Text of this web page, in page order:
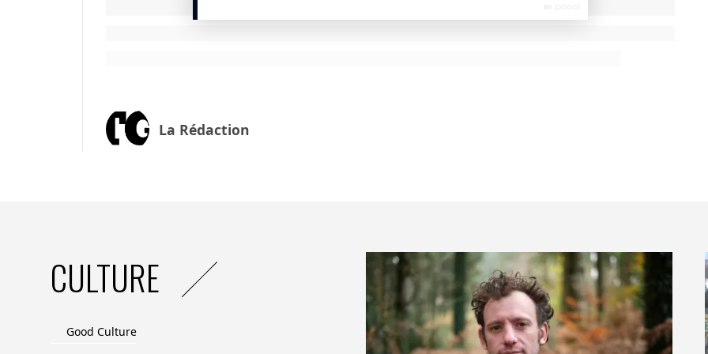
Les IA textuelles évaluées ont un score moyen de C avec un EcoIndex de 55/100 au chargement
des interfaces. C’est nettement mieux que les sites web institutionnels du CAC40 ou que les
Après 5 prompts
Malheureusement, la performance environnementale s’effondre au fur et à mesure du
protocole des 5 prompts, obtenant le score final de E (EcoIndex de 27/100).
La Rédaction
CULTURE
Good Culture